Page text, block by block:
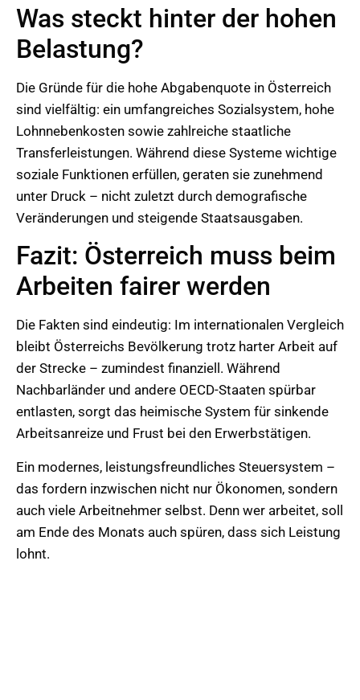
Was steckt hinter der hohen
Belastung?
Die Gründe für die hohe Abgabenquote in Österreich
sind vielfältig: ein umfangreiches Sozialsystem, hohe
Lohnnebenkosten sowie zahlreiche staatliche
Transferleistungen. Während diese Systeme wichtige
soziale Funktionen erfüllen, geraten sie zunehmend
unter Druck – nicht zuletzt durch demografische
Veränderungen und steigende Staatsausgaben.
Fazit: Österreich muss beim
Arbeiten fairer werden
Die Fakten sind eindeutig: Im internationalen Vergleich
bleibt Österreichs Bevölkerung trotz harter Arbeit auf
der Strecke – zumindest finanziell. Während
Nachbarländer und andere OECD-Staaten spürbar
entlasten, sorgt das heimische System für sinkende
Arbeitsanreize und Frust bei den Erwerbstätigen.
Ein modernes, leistungsfreundliches Steuersystem –
das fordern inzwischen nicht nur Ökonomen, sondern
auch viele Arbeitnehmer selbst. Denn wer arbeitet, soll
am Ende des Monats auch spüren, dass sich Leistung
lohnt.